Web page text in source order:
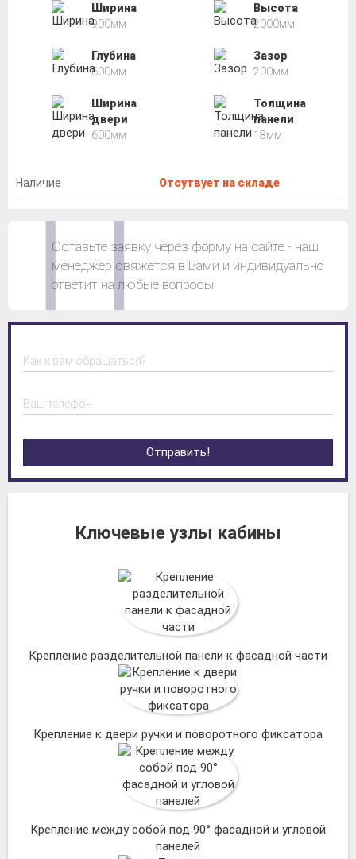
Ширина
900мм
Высота
2000мм
Глубина
600мм
Зазор
200мм
Ширина
двери
600мм
Толщина
панели
18мм
Наличие Отсутвует на складе
Оставьте заявку через форму на сайте - наш
менеджер свяжется в Вами и индивидуально
ответит на любые вопросы!
Как к вам обращаться?
Ваш телефон
Отправить!
Ключевые узлы кабины
Крепление разделительной панели к фасадной части
Крепление к двери ручки и поворотного фиксатора
Крепление между собой под 90° фасадной и угловой
панелей